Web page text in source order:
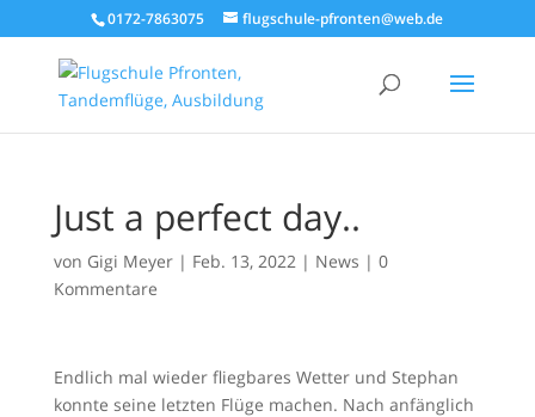
0172-7863075 flugschule-pfronten@web.de
Just a perfect day..
von Gigi Meyer| Feb. 13, 2022| News | 0
Kommentare
Endlich mal wieder fliegbares Wetter und Stephan
konnte seine letzten Flüge machen. Nach anfänglich